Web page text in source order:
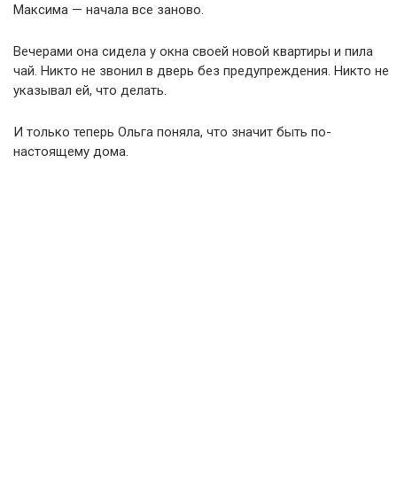
Максима — начала все заново.
Вечерами она сидела у окна своей новой квартиры и пила
чай. Никто не звонил в дверь без предупреждения. Никто не
указывал ей, что делать.
И только теперь Ольга поняла, что значит быть по-
настоящему дома.